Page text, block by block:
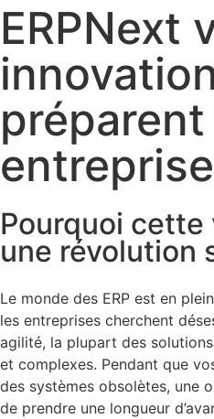
ERPNext
Pourquoi cette
une révolution
Le monde des ERP est en
les entreprises cherchent
agilité, la plupart des
et complexes. Pendant que
des systèmes obsolètes, une
de prendre une longueur